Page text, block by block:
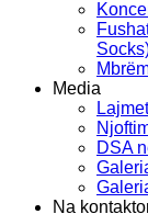
Media
DSA
Na